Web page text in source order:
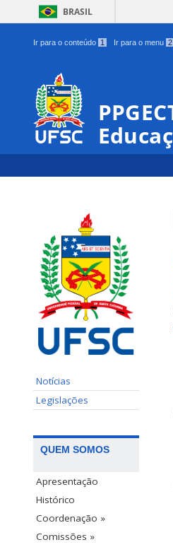
BRASIL
Ir para o conteúdo 1 Ir para o menu 2
Notícias
Legislações
QUEM SOMOS
Apresentação
Histórico
Coordenação »
Comissões »